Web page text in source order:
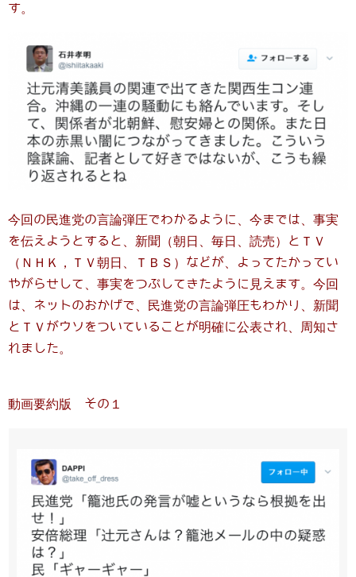
す。
今回の民進党の言論弾圧でわかるように、今までは、事実
を伝えようとすると、新聞（朝日、毎日、読売）とＴＶ
（ＮＨＫ，ＴＶ朝日、ＴＢＳ）などが、よってたかってい
やがらせして、事実をつぶしてきたように見えます。今回
は、ネットのおかげで、民進党の言論弾圧もわかり、新聞
とＴＶがウソをついていることが明確に公表され、周知さ
れました。
動画要約版 その１